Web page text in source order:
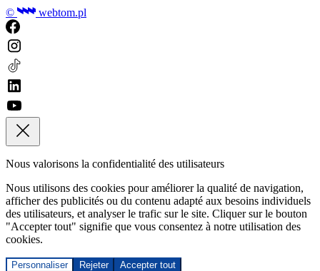
© webtom.pl
Nous valorisons la confidentialité des utilisateurs
Nous utilisons des cookies pour améliorer la qualité de navigation,
afficher des publicités ou du contenu adapté aux besoins individuels
des utilisateurs, et analyser le trafic sur le site. Cliquer sur le bouton
"Accepter tout" signifie que vous consentez à notre utilisation des
cookies.
Personnaliser Rejeter Accepter tout